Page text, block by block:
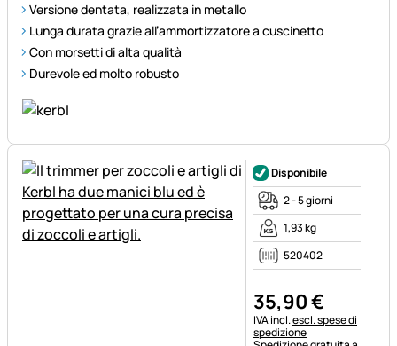
Versione dentata, realizzata in metallo
Lunga durata grazie all’ammortizzatore a cuscinetto
Con morsetti di alta qualità
Durevole ed molto robusto
Disponibile
2 - 5 giorni
1,93 kg
520402
35,90€
Informazioni fiscali:
IVA incl.escl. spese di
spedizione